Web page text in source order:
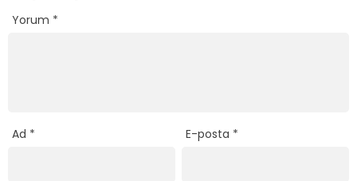
Yorum *
Ad * E-posta *